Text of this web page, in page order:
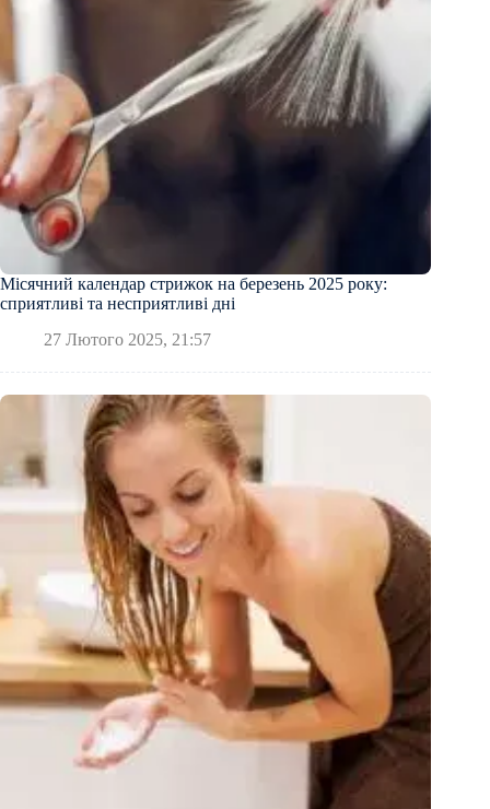
Місячний календар стрижок на березень 2025 року:
сприятливі та несприятливі дні
27 Лютого 2025, 21:57